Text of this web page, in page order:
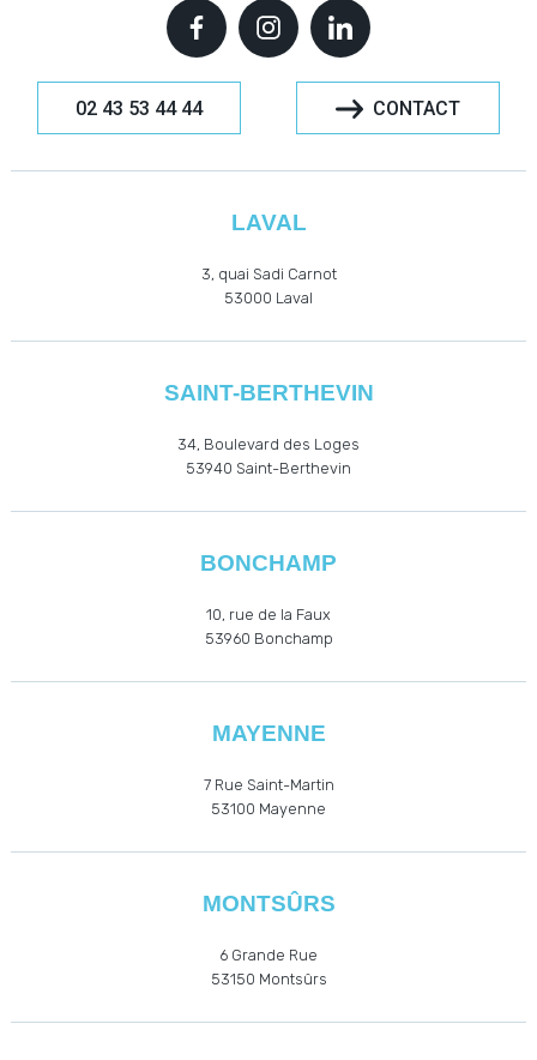
02 43 53 44 44 CONTACT
LAVAL
3, quai Sadi Carnot
53000 Laval
SAINT-BERTHEVIN
34, Boulevard des Loges
53940 Saint-Berthevin
BONCHAMP
10, rue de la Faux
53960 Bonchamp
MAYENNE
7 Rue Saint-Martin
53100 Mayenne
MONTSÛRS
6 Grande Rue
53150 Montsûrs